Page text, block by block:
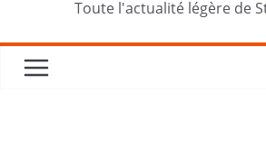
Toute l'actualité légère de